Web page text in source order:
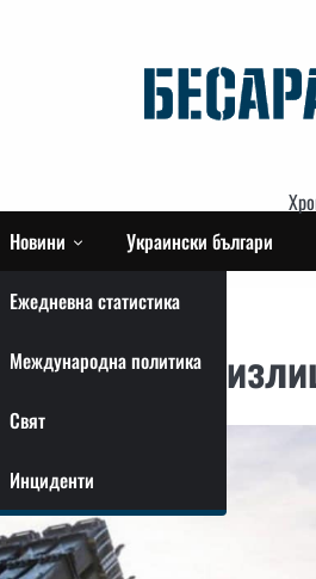
Новини
Ежедневна статистика
Международна политика
Свят
Инциденти
Украински българи
своите